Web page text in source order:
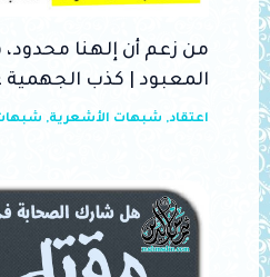
من زعم أن إلهنا
المعبود | كذب الجهمية
اعتقاد, شبهات الأشعرية,